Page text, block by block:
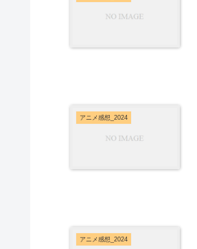
アニメ感想_2024
アニメ感想_2024